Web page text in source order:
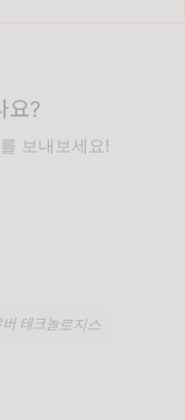
요?
보내보세요!
테크놀로지스